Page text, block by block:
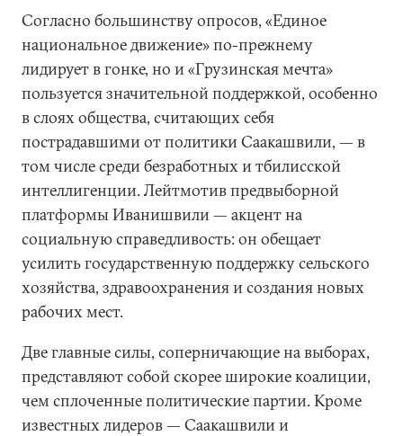
Согласно большинству опросов, «Единое
национальное движение» по-прежнему
лидирует в гонке, но и «Грузинская мечта»
пользуется значительной поддержкой, особенно
в слоях общества, считающих себя
пострадавшими от политики Саакашвили, — в
том числе среди безработных и тбилисской
интеллигенции. Лейтмотив предвыборной
платформы Иванишвили — акцент на
социальную справедливость: он обещает
усилить государственную поддержку сельского
хозяйства, здравоохранения и создания новых
рабочих мест.
Две главные силы, соперничающие на выборах,
представляют собой скорее широкие коалиции,
чем сплоченные политические партии. Кроме
известных лидеров — Саакашвили и